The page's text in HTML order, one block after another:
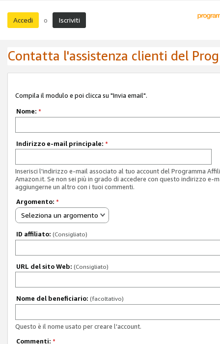
Accedi o Iscriviti
Contatta l'assistenza clienti del
Compila il modulo e poi clicca su "Invia email".
Nome: *
Indirizzo e-mail principale: *
Inserisci l'indirizzo e-mail associato al tuo account del Programma
Amazon.it. Se non sei più in grado di accedere con questo indirizzo e-
aggiungerne un altro con i tuoi commenti.
Argomento: *
Seleziona un argomento
ID affiliato: (Consigliato)
URL del sito Web: (Consigliato)
Nome del beneficiario: (facoltativo)
Questo è il nome usato per creare l'account.
Commenti: *